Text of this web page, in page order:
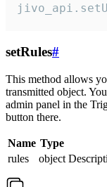
setRules#
This method allows
transmitted object.
admin panel in the
button there.
Name Type
rules
object